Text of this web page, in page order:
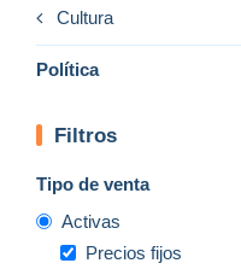
Cultura
Política
Filtros
Tipo de venta
Activas
Precios fijos